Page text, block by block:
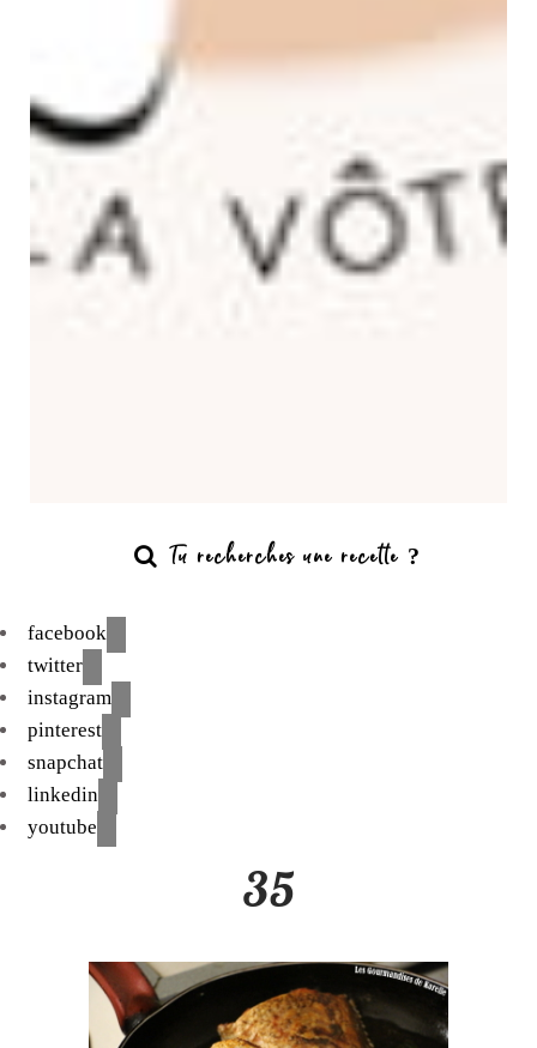
facebook
twitter
instagram
pinterest
snapchat
linkedin
youtube
35